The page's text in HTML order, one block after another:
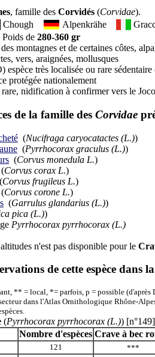
, famille des Corvidés (Corvidae).
Chough Alpenkrähe
Poids de 280-360 gr
montagnes et de certaines côtes,
vers, araignées, mollusques
très localisée ou rare
protégée nationalement
nidification à confirmer vers le
de la famille des Corvidae
(Nucifraga caryocatactes (L.))
(Pyrrhocorax graculus (L.))
(Corvus monedula L.)
(Corvus corax L.)
(Corvus frugileus L.)
(Corvus corone L.)
(Garrulus glandarius (L.))
pica (L.))
Pyrrhocorax pyrrhocorax (L.)
n'est pas disponible pour le
de cette espèce dans
** = local, *= parfois, p = possible (d'après
dans l'Atlas Ornithologique Rhône-
(Pyrrhocorax pyrrhocorax (L.))
Nombre d'espèces Crave à bec
121
***